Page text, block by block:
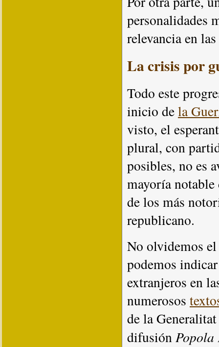
personalidades
relevancia en
La crisis por
Todo este
inicio dela
visto, el
plural, con
posibles, no es
mayoría notable
de los más
republicano.
No olvidemos
podemos
extranjeros en
numerosos
de la
difusión